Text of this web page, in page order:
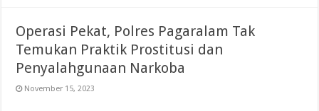
Operasi Pekat, Polres Pagaralam Tak
Temukan Praktik Prostitusi dan
Penyalahgunaan Narkoba
November 15, 2023